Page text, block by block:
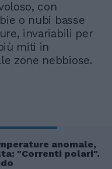
con
o nubi basse
invariabili per
miti in
zone nebbiose.
anomale,
"Correnti polari".